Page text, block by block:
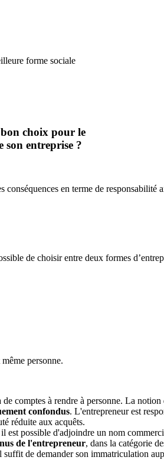
forme sociale
choix pour le
entreprise ?
en terme de responsabilité
de choisir entre deux formes
personne.
comptes à rendre à personne. La
confondus. L'entrepreneur est
réduite aux acquêts.
est possible d'adjoindre un nom
de l'entrepreneur, dans la catégorie
suffit de demander son immatriculation